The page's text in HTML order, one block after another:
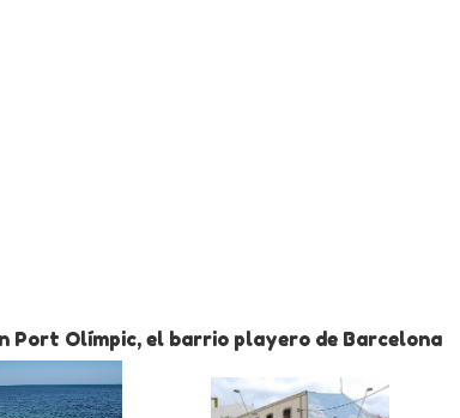
Port Olímpic, el barrio playero de Barcelona